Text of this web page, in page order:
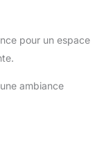
pour un espace
ambiance